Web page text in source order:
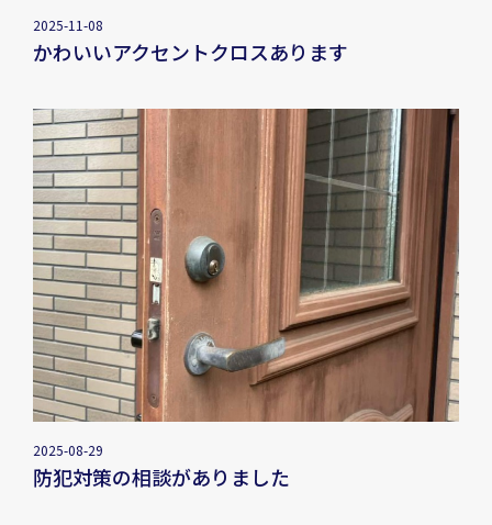
2025-11-08
かわいいアクセントクロスあります
2025-08-29
防犯対策の相談がありました